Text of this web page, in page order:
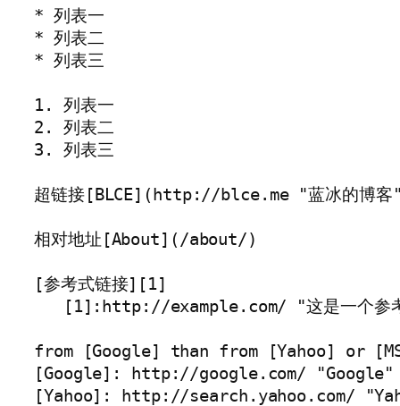
* 列表一
* 列表二
* 列表三
1. 列表一
2. 列表二
3. 列表三
超链接[BLCE](http://blce.me "蓝冰的博
相对地址[About](/about/)
[参考式链接][1]
[1]:http://example.com/ "这是一个参
from [Google] than from [Yahoo] or
[Google]: http://google.com/ "Google"
[Yahoo]: http://search.yahoo.com/